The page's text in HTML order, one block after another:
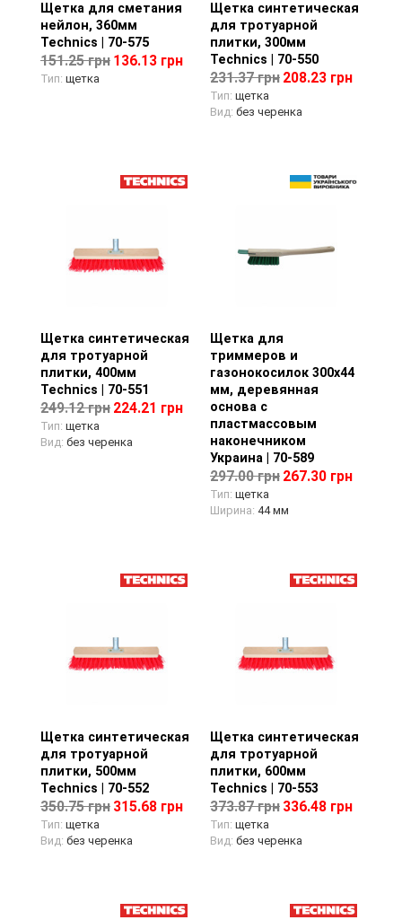
Просмотр товара
Щетка для сметания
нейлон, 360мм
Technics | 70-575
151.25 грн 136.13 грн
Тип: щетка
Просмотр товара
Щетка синтетическая
для тротуарной
плитки, 300мм
Technics | 70-550
231.37 грн 208.23 грн
Тип: щетка
Вид: без черенка
Просмотр товара
Щетка синтетическая
для тротуарной
плитки, 400мм
Technics | 70-551
249.12 грн 224.21 грн
Тип: щетка
Вид: без черенка
Просмотр товара
Щетка для
триммеров и
газонокосилок 300х44
мм, деревянная
основа с
пластмассовым
наконечником
Украина | 70-589
297.00 грн 267.30 грн
Тип: щетка
Ширина: 44 мм
Просмотр товара
Щетка синтетическая
для тротуарной
плитки, 500мм
Technics | 70-552
350.75 грн 315.68 грн
Тип: щетка
Вид: без черенка
Просмотр товара
Щетка синтетическая
для тротуарной
плитки, 600мм
Technics | 70-553
373.87 грн 336.48 грн
Тип: щетка
Вид: без черенка